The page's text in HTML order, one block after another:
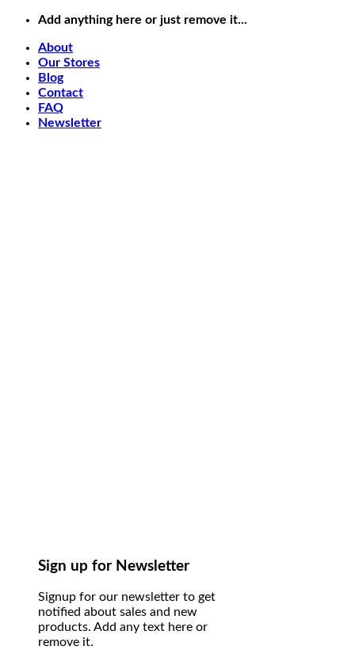
Chuyển
dung
Add anything here or just remove it...
About
Our Stores
Blog
Contact
FAQ
Newsletter
Sign up for Newsletter
Signup for our newsletter to get
notified about sales and new
products. Add any text here or
remove it.